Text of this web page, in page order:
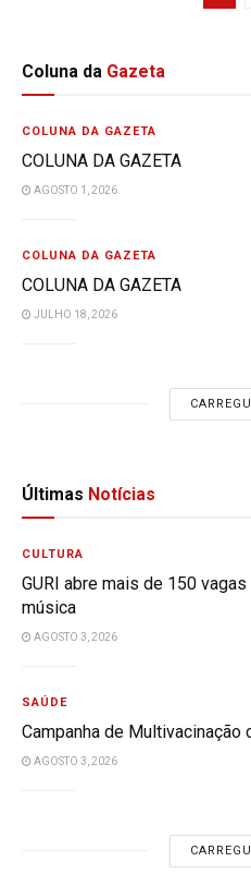
Coluna da Gazeta
COLUNA DA GAZETA
COLUNA DA GAZETA
AGOSTO 1, 2026
COLUNA DA GAZETA
COLUNA DA GAZETA
JULHO 18, 2026
Últimas Notícias
CULTURA
GURI abre mais de 150
música
AGOSTO 3, 2026
SAÚDE
Campanha de
AGOSTO 3, 2026